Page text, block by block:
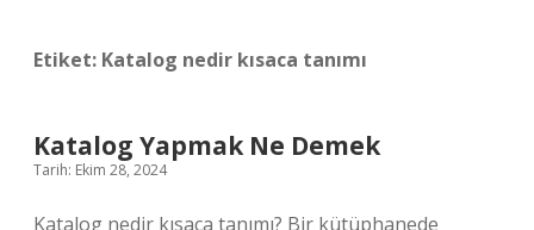
Etiket: Katalog nedir kısaca tanımı
Katalog Yapmak Ne Demek
Tarih: Ekim 28, 2024
Katalog nedir kısaca tanımı? Bir kütüphanede